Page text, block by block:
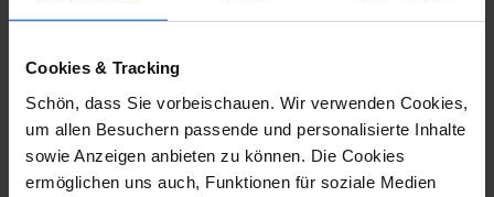
Cookies & Tracking
Schön, dass Sie vorbeischauen. Wir verwenden Cookies,
um allen Besuchern passende und personalisierte Inhalte
sowie Anzeigen anbieten zu können. Die Cookies
ermöglichen uns auch, Funktionen für soziale Medien
Weiter geht’s
Man lernt nie aus. Abgedroschen, aber wahr. Bei
uns bekommst Du regelmäßig interne und externe
Fortbildungen. Erweitert Deinen Horizont und
unseren auch.